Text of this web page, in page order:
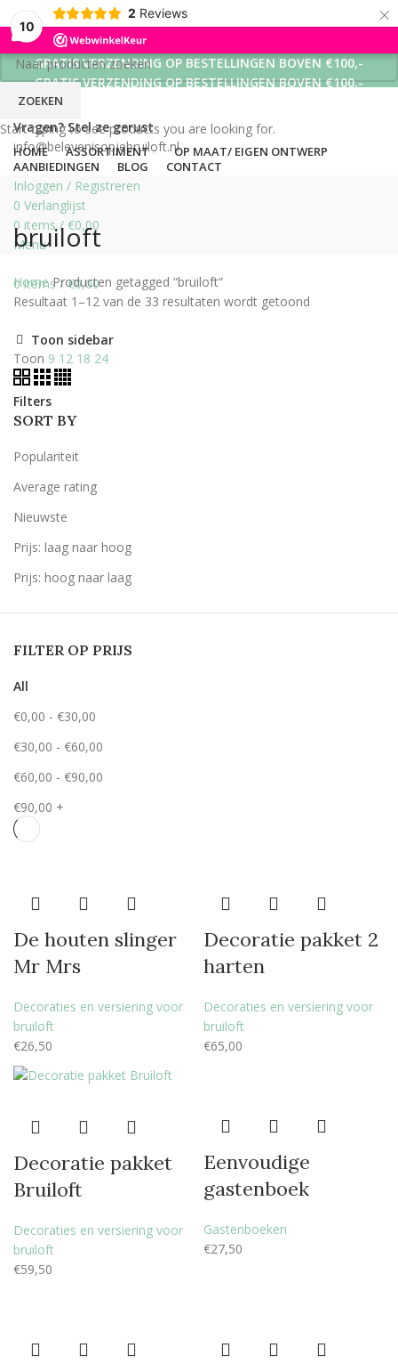
10
2 Reviews ×
GRATIS VERZENDING OP BESTELLINGEN BOVEN €100,-
GRATIS VERZENDING OP BESTELLINGEN BOVEN €100,-
GRATIS VERZENDING OP BESTELLINGEN BOVEN €100,-
Vragen? Stel ze gerust
info@belevenisopjebruiloft.nl
Inloggen / Registreren
0 Verlanglijst
0 items / €0,00
Menu
0items / €0,00
HOME ASSORTIMENT
OP MAAT/ EIGEN ONTWERP
AANBIEDINGEN
BLOG CONTACT
bruiloft
HomeProducten getagged “bruiloft”
Resultaat 1–12 van de 33 resultaten wordt getoond
Toon sidebar
Toon 9 12 18 24
Filters
SORT BY
Populariteit
Average rating
Nieuwste
Prijs: laag naar hoog
Prijs: hoog naar laag
FILTER OP PRIJS
All
€0,00 - €30,00
€30,00 - €60,00
€60,00 - €90,00
€90,00 +
De houten slinger
Mr Mrs
Decoraties en versiering voor
bruiloft
€26,50
Decoratie pakket 2
harten
Decoraties en versiering voor
bruiloft
€65,00
Decoratie pakket
Bruiloft
Decoraties en versiering voor
bruiloft
€59,50
Eenvoudige
gastenboek
Gastenboeken
€27,50
ZOEKEN
Start typing to see products you are looking for.